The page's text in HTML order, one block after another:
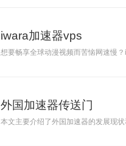
iwara加速器vps
想要畅享全球动漫视频而苦恼网速慢
外国加速器传送门
本文主要介绍了外国加速器的发展现